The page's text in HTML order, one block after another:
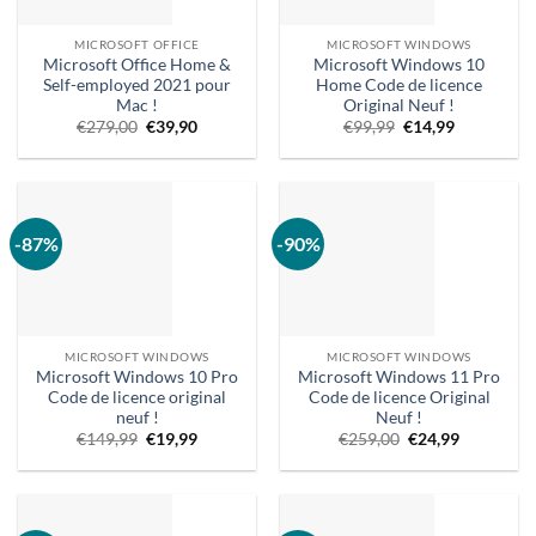
MICROSOFT OFFICE
Microsoft Office Home &
Self-employed 2021 pour
Mac !
€279,00 Le
prix
d'origine
€39,90Le
actuel
MICROSOFT WINDOWS
Microsoft Windows 10
Home Code de licence
Original Neuf !
€99,99 Le
prix
d'origine
€14,99Prix
:
-87%
MICROSOFT WINDOWS
Microsoft Windows 10 Pro
Code de licence original
neuf !
€149,99 Prix
d'origine
:
€19,99Prix
:
-90%
MICROSOFT WINDOWS
Microsoft Windows 11 Pro
Code de licence Original
Neuf !
€259,00 Le
prix
d'origine
€24,99Prix
€24,99.